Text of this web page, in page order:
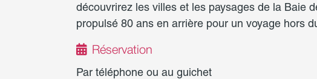
découvrirez les villes et les paysages de la Baie
propulsé 80 ans en arrière pour un voyage hors
Réservation
Par téléphone ou au guichet